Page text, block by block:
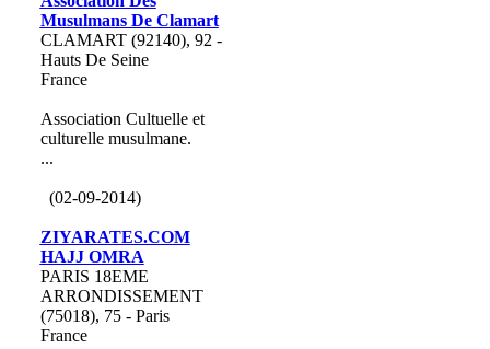
Musulmans De Clamart
CLAMART (92140), 92 -
Hauts De Seine
France
Association Cultuelle et
culturelle musulmane.
...
(02-09-2014)
ZIYARATES.COM
HAJJ OMRA
PARIS 18EME
ARRONDISSEMENT
(75018), 75 - Paris
France